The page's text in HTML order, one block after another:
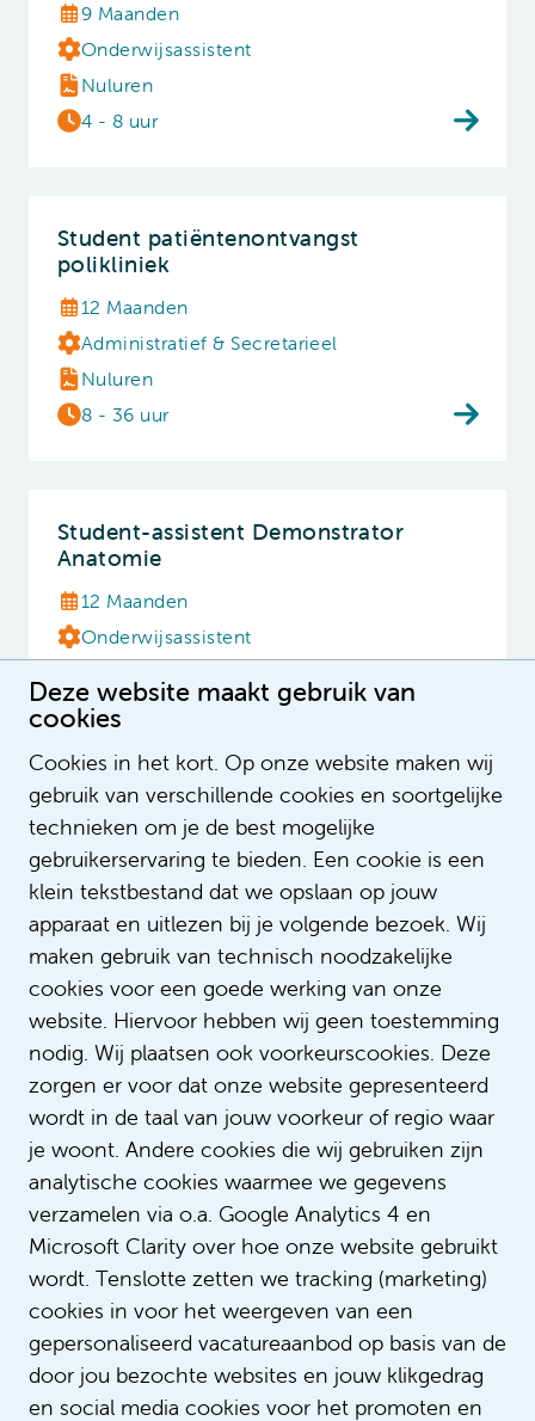
Deze website maakt gebruik van
cookies
Cookies in het kort. Op onze website maken wij
gebruik van verschillende cookies en soortgelijke
technieken om je de best mogelijke
gebruikerservaring te bieden. Een cookie is een
klein tekstbestand dat we opslaan op jouw
apparaat en uitlezen bij je volgende bezoek. Wij
maken gebruik van technisch noodzakelijke
cookies voor een goede werking van onze
website. Hiervoor hebben wij geen toestemming
nodig. Wij plaatsen ook voorkeurscookies. Deze
zorgen er voor dat onze website gepresenteerd
wordt in de taal van jouw voorkeur of regio waar
je woont. Andere cookies die wij gebruiken zijn
analytische cookies waarmee we gegevens
verzamelen via o.a. Google Analytics 4 en
Microsoft Clarity over hoe onze website gebruikt
wordt. Tenslotte zetten we tracking (marketing)
cookies in voor het weergeven van een
gepersonaliseerd vacatureaanbod op basis van de
door jou bezochte websites en jouw klikgedrag
en social media cookies voor het promoten en
9 Maanden
Onderwijsassistent
Nuluren
4 - 8 uur
Student patiëntenontvangst
polikliniek
12 Maanden
Administratief & Secretarieel
Nuluren
8 - 36 uur
Student-assistent Demonstrator
Anatomie
12 Maanden
Onderwijsassistent
3 - 10 uur
Bekijk alle vacatures
Contact met ons
Flexbureau
Ben je benieuwd wie er allemaal werken
binnen ons Flexbureau? Bezoek dan deteam
paginaen neem contact op met een van onze
collega's.
Flexbureau Amsterdam UMC
Mailadres:flex.info@amsterdamumc.nl
Telefoonnummer:
020-444 1444